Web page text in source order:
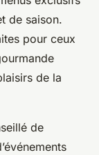
de saison.
pour ceux
de la
de